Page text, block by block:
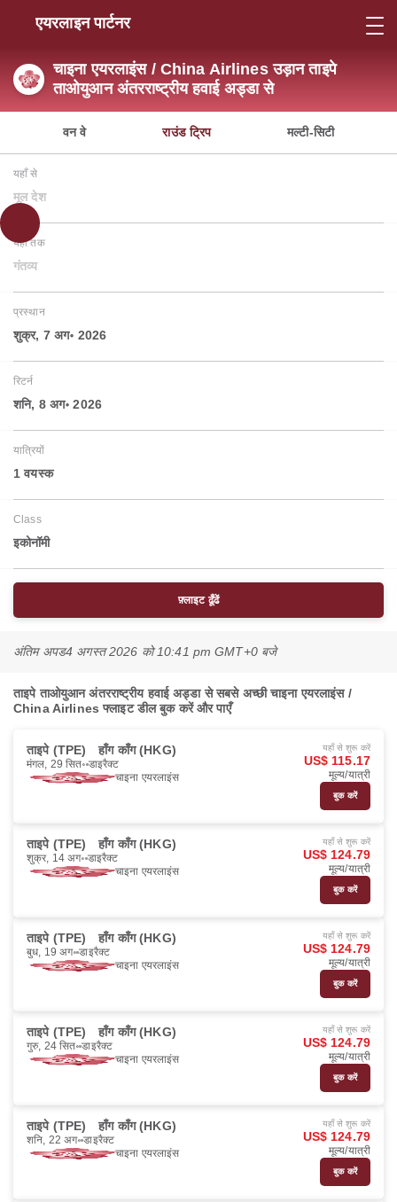
एयरलाइन पार्टनर
चाइना एयरलाइंस / China Airlines उड़ान ताइपे
ताओयुआन अंतरराष्ट्रीय हवाई अड्डा से
वन वे राउंड ट्रिप मल्टी-सिटी
यहाँ से
मूल देश
यहाँ तक
गंतव्य
प्रस्थान
शुक्र, 7 अग॰ 2026
रिटर्न
शनि, 8 अग॰ 2026
यात्रियों
1 वयस्‍क
Class
इकोनॉमी
फ़्लाइट ढूँढें
अंतिम अपड4 अगस्त 2026 को 10:41 pm GMT+0 बजे
ताइपे ताओयुआन अंतरराष्ट्रीय हवाई अड्डा से सबसे अच्छी चाइना एयरलाइंस /
China Airlines फ्लाइट डील बुक करें और पाएँ
ताइपे (TPE) हाँग काँग (HKG)
मंगल, 29 सित॰ डाइरैक्ट
चाइना एयरलाइंस
यहाँ से शुरू करें
US$ 115.17
मूल्य/यात्री
बुक करें
ताइपे (TPE) हाँग काँग (HKG)
शुक्र, 14 अग॰ डाइरैक्ट
चाइना एयरलाइंस
यहाँ से शुरू करें
US$ 124.79
मूल्य/यात्री
बुक करें
ताइपे (TPE) हाँग काँग (HKG)
बुध, 19 अग॰ डाइरैक्ट
चाइना एयरलाइंस
यहाँ से शुरू करें
US$ 124.79
मूल्य/यात्री
बुक करें
ताइपे (TPE) हाँग काँग (HKG)
गुरु, 24 सित॰ डाइरैक्ट
चाइना एयरलाइंस
यहाँ से शुरू करें
US$ 124.79
मूल्य/यात्री
बुक करें
ताइपे (TPE) हाँग काँग (HKG)
शनि, 22 अग॰ डाइरैक्ट
चाइना एयरलाइंस
यहाँ से शुरू करें
US$ 124.79
मूल्य/यात्री
बुक करें